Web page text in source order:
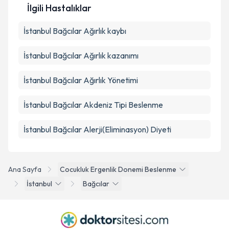
Ana Sayfa
Cocukluk Ergenlik Donemi Beslenme
İstanbul
Bağcılar
İlgili Hastalıklar
İstanbul Bağcılar Ağırlık kaybı
İstanbul Bağcılar Ağırlık kazanımı
İstanbul Bağcılar Ağırlık Yönetimi
İstanbul Bağcılar Akdeniz Tipi Beslenme
İstanbul Bağcılar Alerji(Eliminasyon) Diyeti